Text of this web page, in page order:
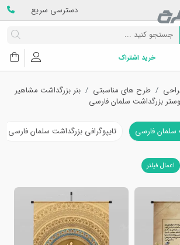
دسترسی سریع
خرید اشتراک
طرح های مناسبتی
بنر بزرگداشت مشاهیر
بزرگداشت سلمان فارسی
سلمان فارسی تایپوگرافی بزرگداشت سلمان فارسی
اعمال فیلتر